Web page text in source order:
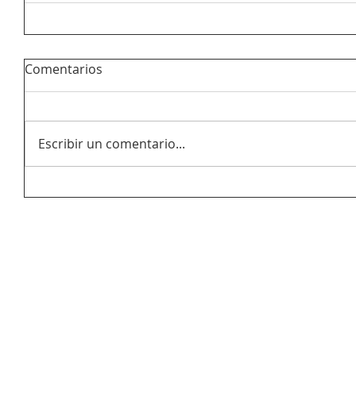
Comentarios
Escribir un comentario...